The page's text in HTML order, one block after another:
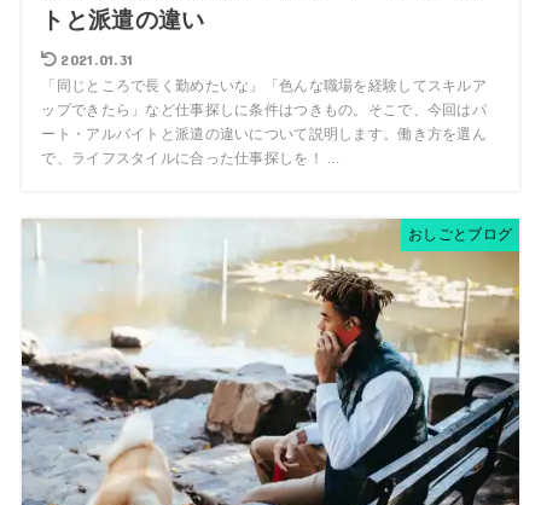
トと派遣の違い
2021.01.31
「同じところで長く勤めたいな」「色んな職場を経験してスキルア
ップできたら」など仕事探しに条件はつきもの。そこで、今回はパ
ート・アルバイトと派遣の違いについて説明します。働き方を選ん
で、ライフスタイルに合った仕事探しを！ ...
おしごとブログ